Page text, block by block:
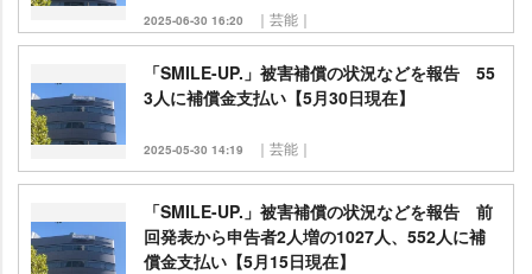
2025-06-30 16:20 ｜芸能｜
「SMILE-UP.」被害補償の状況などを報告 55
3人に補償金支払い【5月30日現在】
2025-05-30 14:19 ｜芸能｜
「SMILE-UP.」被害補償の状況などを報告 前
回発表から申告者2人増の1027人、552人に補
償金支払い【5月15日現在】